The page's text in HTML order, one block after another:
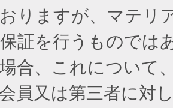
りますが、マテリ
証を行うものでは
合、これについて
員又は第三者に対